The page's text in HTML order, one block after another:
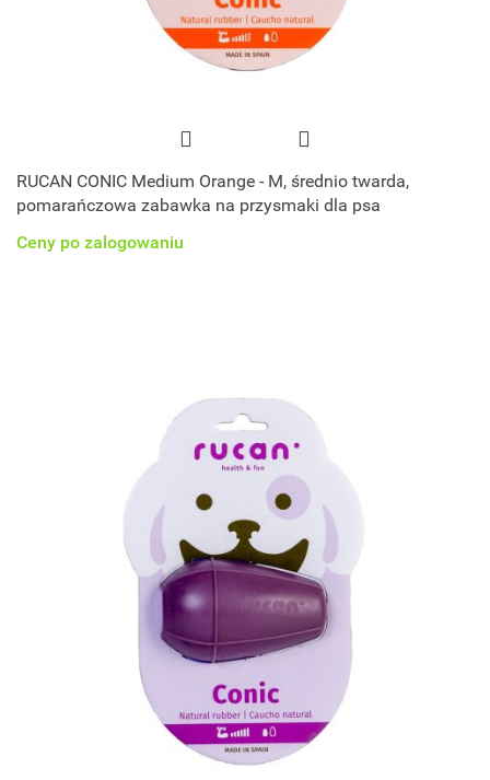
RUCAN CONIC Medium Orange - M, średnio twarda,
pomarańczowa zabawka na przysmaki dla psa
Ceny po zalogowaniu